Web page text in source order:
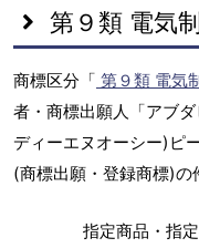
第９類 電気
商標区分「 第９類 電気
者・商標出願人「アブ
ディーエヌオーシー)ピ
(商標出願・登録商標)の
指定商品・指